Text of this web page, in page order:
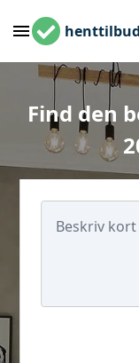
Find den